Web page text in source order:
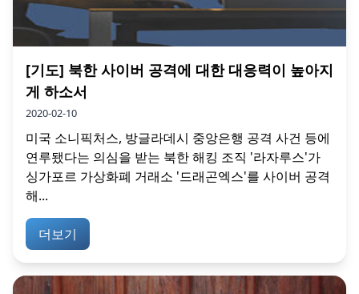
[기도] 북한 사이버 공격에 대한 대응력이 높아지
게 하소서
2020-02-10
미국 소니픽처스, 방글라데시 중앙은행 공격 사건 등에
연루됐다는 의심을 받는 북한 해킹 조직 '라자루스'가
싱가포르 가상화폐 거래소 '드래곤엑스'를 사이버 공격
해...
더보기